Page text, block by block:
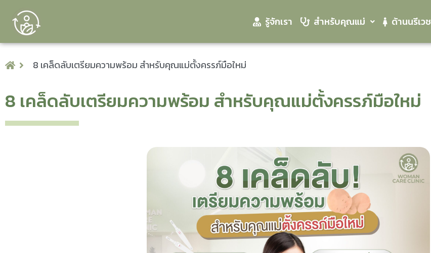
รู้จักเรา สำหรับคุณแม่ ด้านนรีเวช
8 เคล็ดลับเตรียมความพร้อม สำหรับคุณแม่ตั้งครรภ์มือใหม่
8 เคล็ดลับเตรียมความพร้อม สำหรับคุณแม่ตั้งครรภ์มือใหม่